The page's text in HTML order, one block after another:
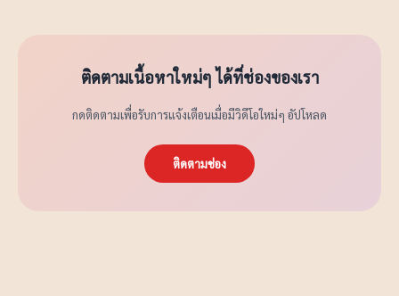
ติดตามเนื้อหาใหม่ๆ ได้ที่ช่องของเรา
กดติดตามเพื่อรับการแจ้งเตือนเมื่อมีวิดีโอใหม่ๆ อัปโหลด
ติดตามช่อง